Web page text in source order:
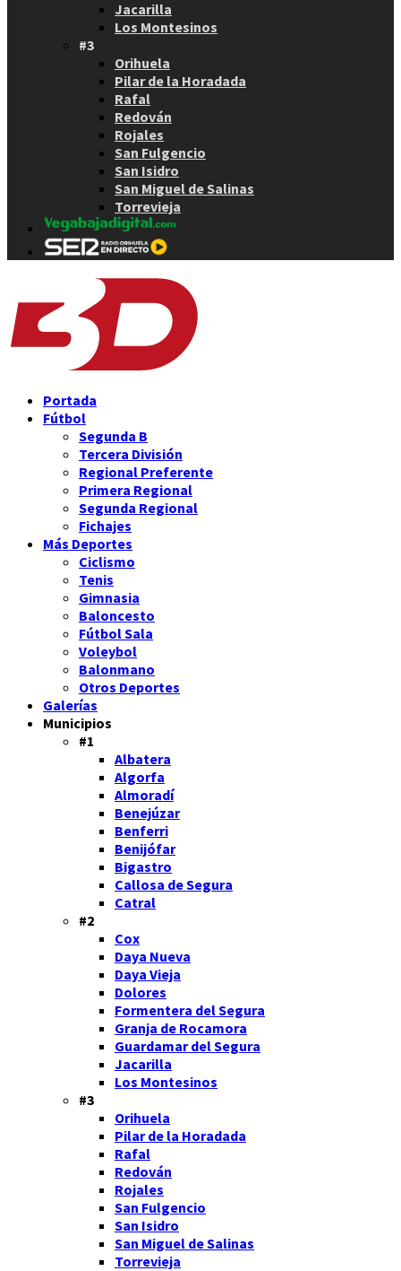
Jacarilla
Los Montesinos
#3
Orihuela
Pilar de la Horadada
Rafal
Redován
Rojales
San Fulgencio
San Isidro
San Miguel de Salinas
Torrevieja
Portada
Fútbol
Segunda B
Tercera División
Regional Preferente
Primera Regional
Segunda Regional
Fichajes
Más Deportes
Ciclismo
Tenis
Gimnasia
Baloncesto
Fútbol Sala
Voleybol
Balonmano
Otros Deportes
Galerías
Municipios
#1
Albatera
Algorfa
Almoradí
Benejúzar
Benferri
Benijófar
Bigastro
Callosa de Segura
Catral
#2
Cox
Daya Nueva
Daya Vieja
Dolores
Formentera del Segura
Granja de Rocamora
Guardamar del Segura
Jacarilla
Los Montesinos
#3
Orihuela
Pilar de la Horadada
Rafal
Redován
Rojales
San Fulgencio
San Isidro
San Miguel de Salinas
Torrevieja